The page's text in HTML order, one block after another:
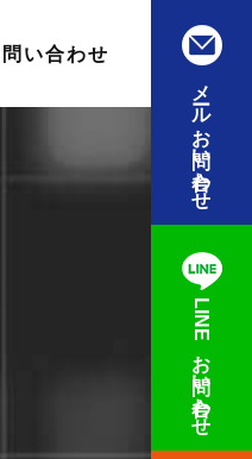
い合わせ
メールお問い合わせ
LINEお問い合わせ